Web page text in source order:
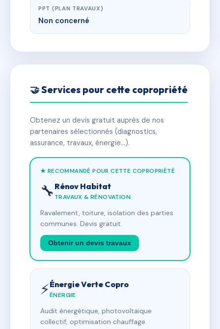
PPT (PLAN TRAVAUX)
Non concerné
🤝 Services pour cette copropriété
Obtenez un devis gratuit auprès de nos
partenaires sélectionnés (diagnostics,
assurance, travaux, énergie…).
★ RECOMMANDÉ POUR CETTE COPROPRIÉTÉ
🔧 Rénov Habitat
TRAVAUX & RÉNOVATION
Ravalement, toiture, isolation des parties
communes. Devis gratuit.
Obtenir un devis travaux
⚡Énergie Verte Copro
ÉNERGIE
Audit énergétique, photovoltaïque
collectif, optimisation chauffage.